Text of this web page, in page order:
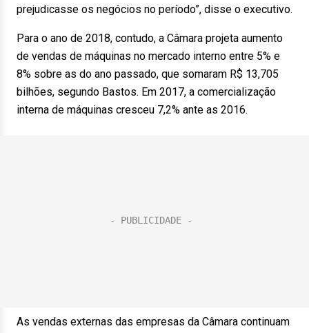
prejudicasse os negócios no período”, disse o executivo.
Para o ano de 2018, contudo, a Câmara projeta aumento
de vendas de máquinas no mercado interno entre 5% e
8% sobre as do ano passado, que somaram R$ 13,705
bilhões, segundo Bastos. Em 2017, a comercialização
interna de máquinas cresceu 7,2% ante as 2016.
As vendas externas das empresas da Câmara continuam